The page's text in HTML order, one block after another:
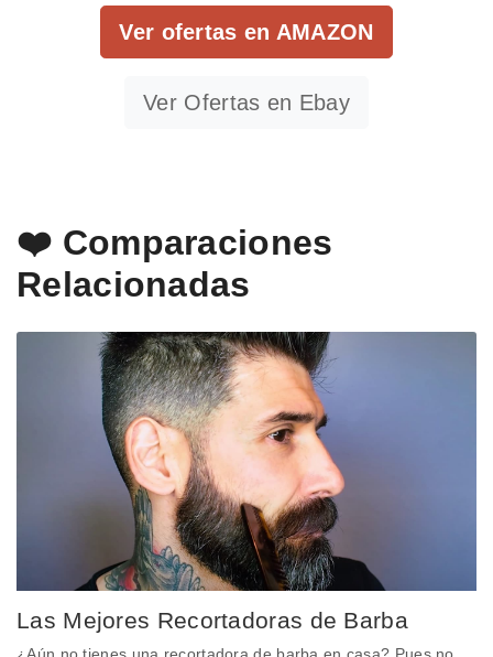
Ver ofertas en AMAZON
Ver Ofertas en Ebay
❤️ Comparaciones
Relacionadas
Las Mejores Recortadoras de Barba
¿Aún no tienes una recortadora de barba en casa? Pues no